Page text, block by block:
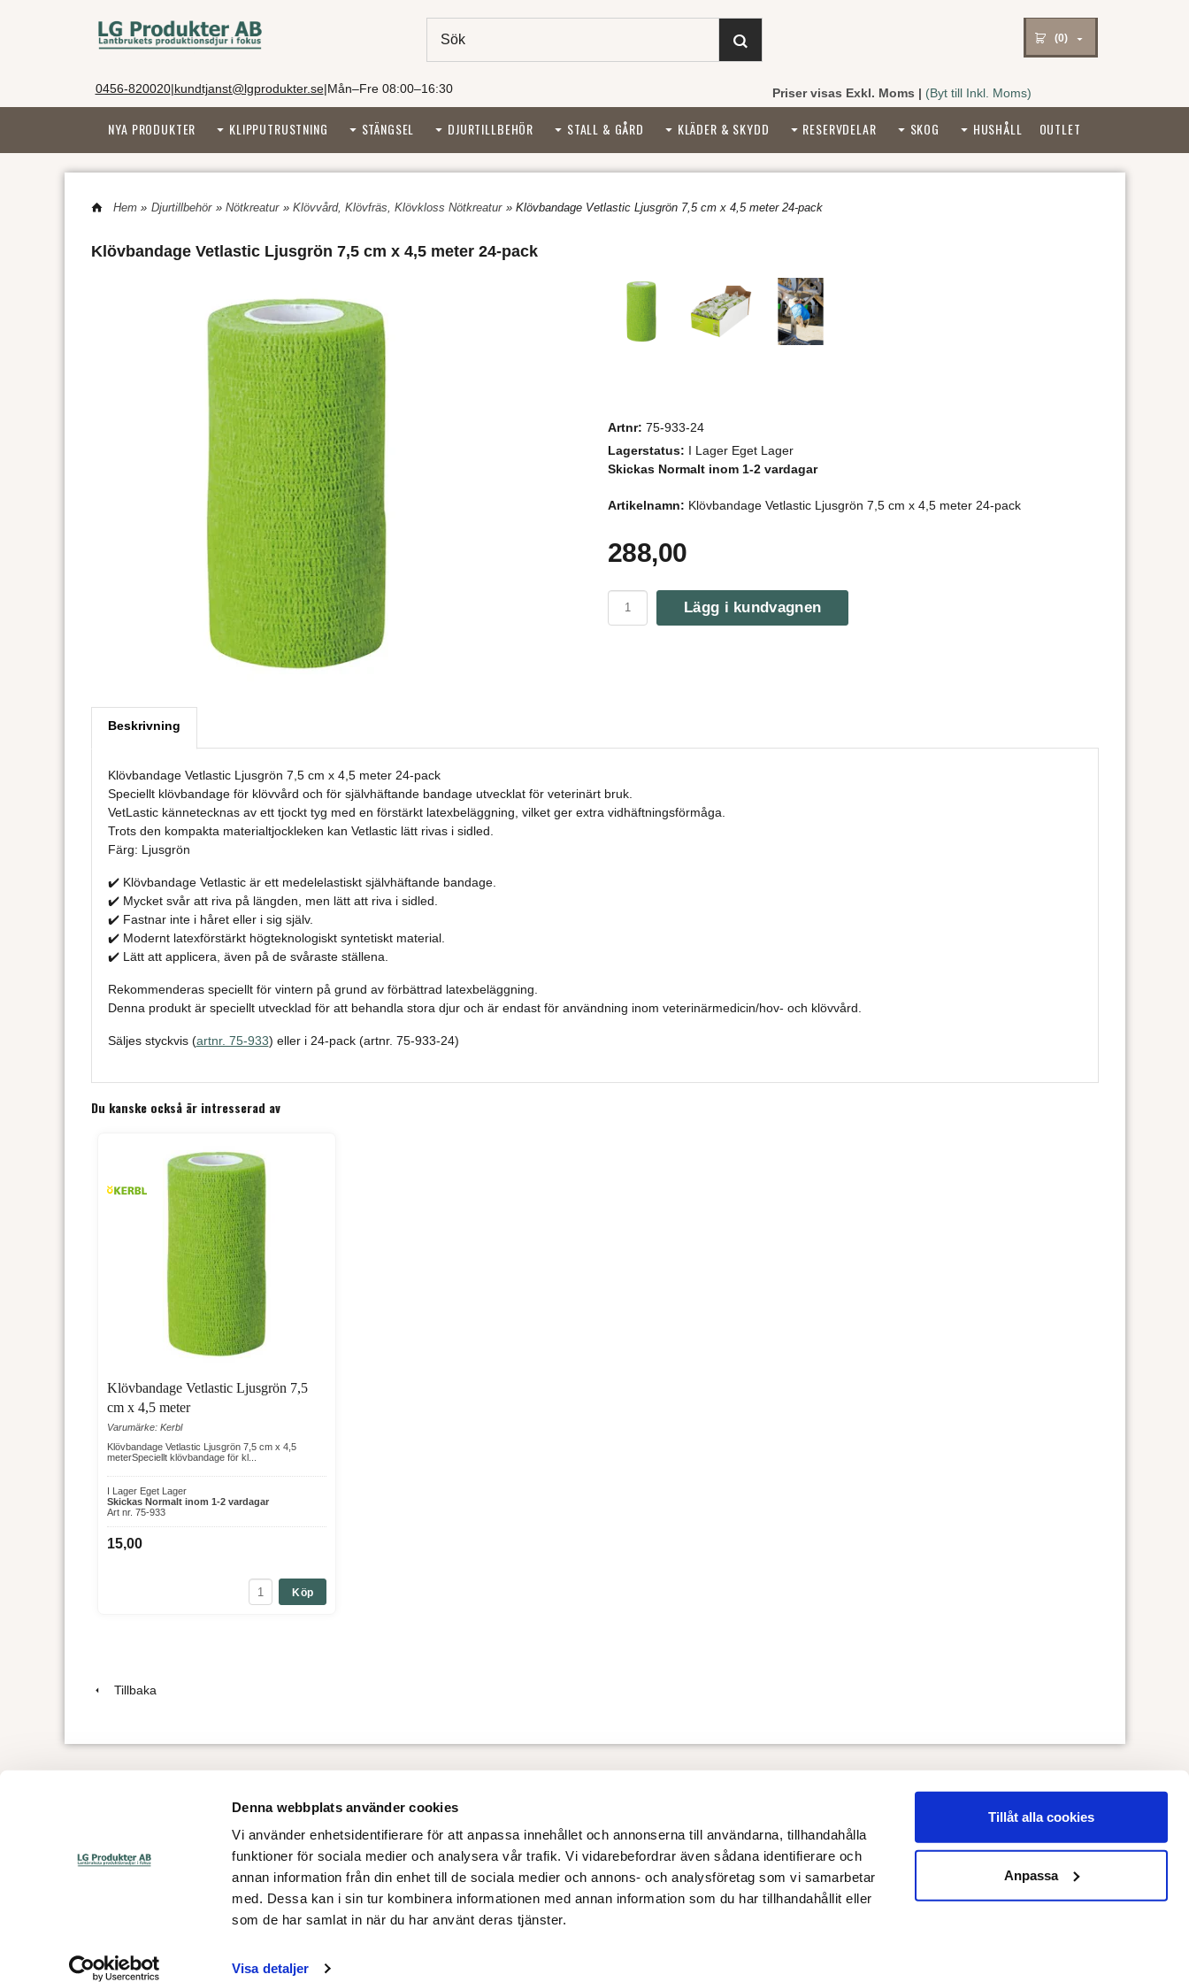
Denna webbplats använder cookies
Vi använder enhetsidentifierare för att anpassa innehållet och annonserna till användarna, tillhandahålla
funktioner för sociala medier och analysera vår trafik. Vi vidarebefordrar även sådana identifierare och
annan information från din enhet till de sociala medier och annons- och analysföretag som vi samarbetar
med. Dessa kan i sin tur kombinera informationen med annan information som du har tillhandahållit eller
som de har samlat in när du har använt deras tjänster.
Visa detaljer
Tillåt alla cookies
Anpassa
(0)
0456-820020|kundtjanst@lgprodukter.se|Mån–Fre 08:00–16:30 Priser visas Exkl. Moms | (Byt till Inkl. Moms)
NYA PRODUKTER KLIPPUTRUSTNING STÄNGSEL DJURTILLBEHÖR STALL & GÅRD KLÄDER & SKYDD RESERVDELAR SKOG HUSHÅLL OUTLET
Hem» Djurtillbehör » Nötkreatur » Klövvård, Klövfräs, Klövkloss Nötkreatur » Klövbandage Vetlastic Ljusgrön 7,5 cm x 4,5 meter 24-pack
Klövbandage Vetlastic Ljusgrön 7,5 cm x 4,5 meter 24-pack
Artnr: 75-933-24
Lagerstatus: I Lager Eget Lager
Skickas Normalt inom 1-2 vardagar
Artikelnamn: Klövbandage Vetlastic Ljusgrön 7,5 cm x 4,5 meter 24-pack
288,00
Lägg i kundvagnen
Beskrivning
Klövbandage Vetlastic Ljusgrön 7,5 cm x 4,5 meter 24-pack
Speciellt klövbandage för klövvård och för självhäftande bandage utvecklat för veterinärt bruk.
VetLastic kännetecknas av ett tjockt tyg med en förstärkt latexbeläggning, vilket ger extra vidhäftningsförmåga.
Trots den kompakta materialtjockleken kan Vetlastic lätt rivas i sidled.
Färg: Ljusgrön
✔️ Klövbandage Vetlastic är ett medelelastiskt självhäftande bandage.
✔️ Mycket svår att riva på längden, men lätt att riva i sidled.
✔️ Fastnar inte i håret eller i sig själv.
✔️ Modernt latexförstärkt högteknologiskt syntetiskt material.
✔️ Lätt att applicera, även på de svåraste ställena.
Rekommenderas speciellt för vintern på grund av förbättrad latexbeläggning.
Denna produkt är speciellt utvecklad för att behandla stora djur och är endast för användning inom veterinärmedicin/hov- och klövvård.
Säljes styckvis (artnr. 75-933) eller i 24-pack (artnr. 75-933-24)
Du kanske också är intresserad av
Klövbandage Vetlastic Ljusgrön 7,5
cm x 4,5 meter
Varumärke: Kerbl
Klövbandage Vetlastic Ljusgrön 7,5 cm x 4,5
meterSpeciellt klövbandage för kl...
I Lager Eget Lager
Skickas Normalt inom 1-2 vardagar
Art nr. 75-933
15,00
Köp
Tillbaka
Om oss
Fraktbolag & Transportinformation
Öppettider
Kontakta oss
kundtjanst@lgprodukter.se
Tel: 0456-820020
Policy
Integritetspolicy
Cookiepolicy